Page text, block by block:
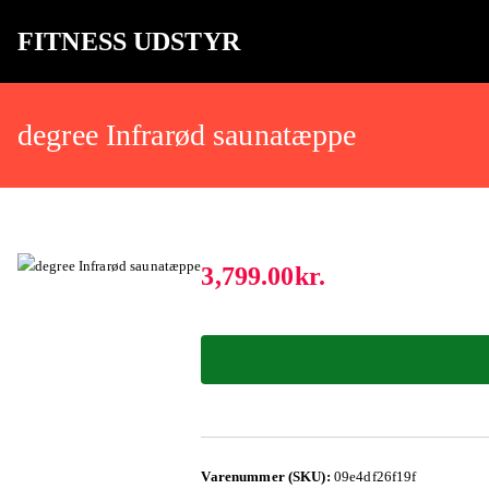
FITNESS UDSTYR
degree Infrarød saunatæppe
3,799.00kr.
Varenummer (SKU): 09e4df26f19f